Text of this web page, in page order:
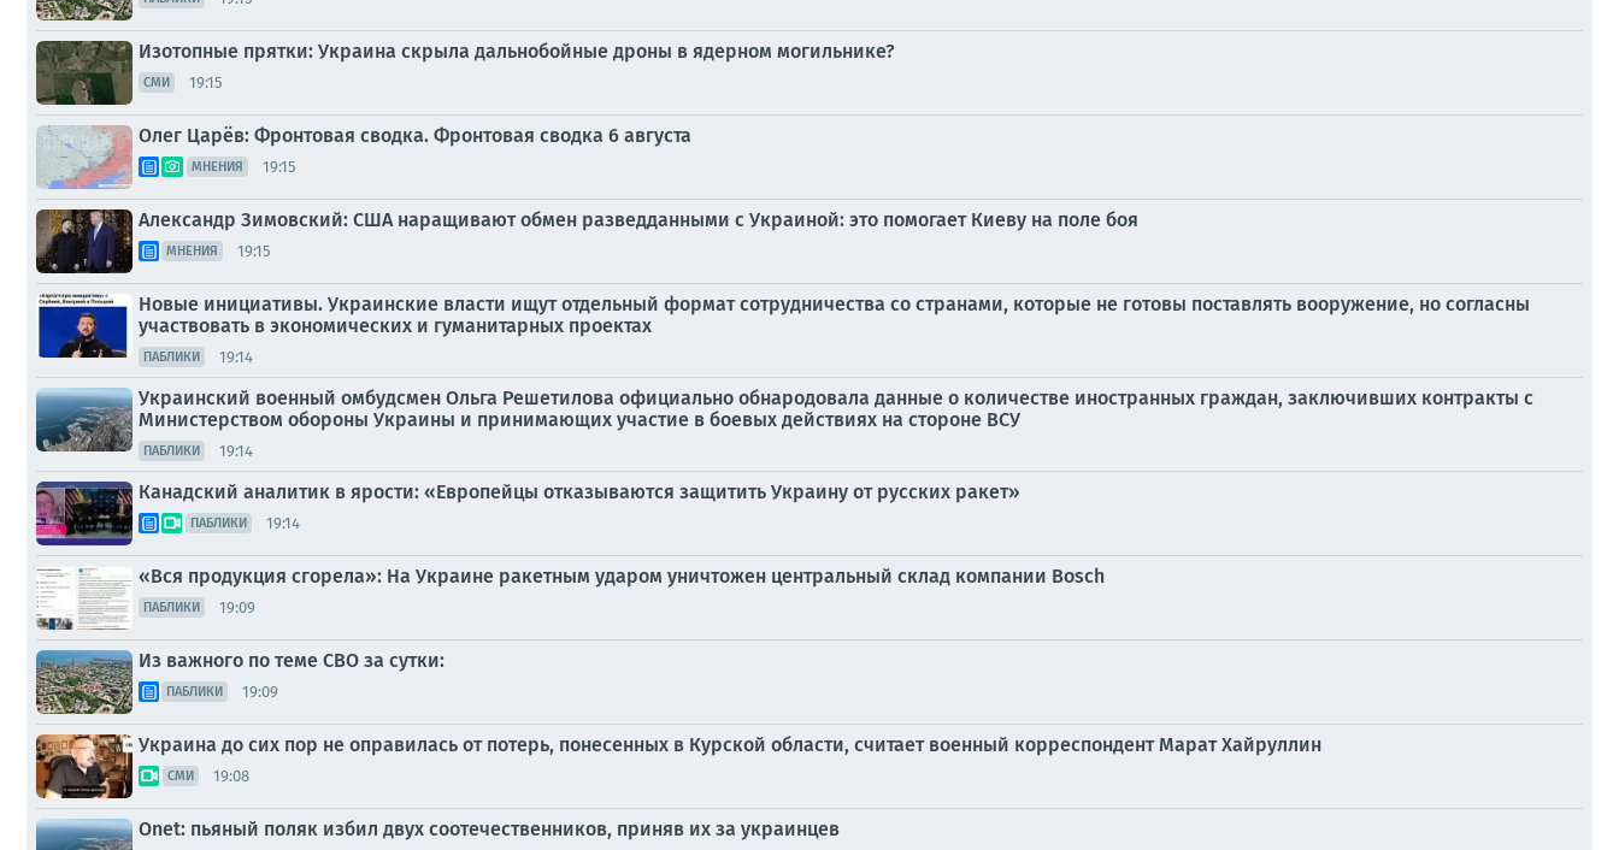
Изотопные прятки: Украина скрыла дальнобойные дроны в ядерном могильнике?
СМИ 19:15
Олег Царёв: Фронтовая сводка. Фронтовая сводка 6 августа
МНЕНИЯ 19:15
Александр Зимовский: США наращивают обмен разведданными с Украиной: это помогает Киеву на поле боя
МНЕНИЯ 19:15
Новые инициативы. Украинские власти ищут отдельный формат сотрудничества со странами, которые не готовы поставлять вооружение, но согласны
участвовать в экономических и гуманитарных проектах
ПАБЛИКИ 19:14
Украинский военный омбудсмен Ольга Решетилова официально обнародовала данные о количестве иностранных граждан, заключивших контракты с
Министерством обороны Украины и принимающих участие в боевых действиях на стороне ВСУ
ПАБЛИКИ 19:14
Канадский аналитик в ярости: «Европейцы отказываются защитить Украину от русских ракет»
ПАБЛИКИ 19:14
«Вся продукция сгорела»: На Украине ракетным ударом уничтожен центральный склад компании Bosch
ПАБЛИКИ 19:09
Из важного по теме СВО за сутки:
ПАБЛИКИ 19:09
Украина до сих пор не оправилась от потерь, понесенных в Курской области, считает военный корреспондент Марат Хайруллин
СМИ 19:08
Onet: пьяный поляк избил двух соотечественников, приняв их за украинцев